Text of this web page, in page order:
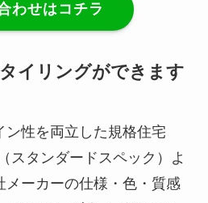
わせはコチラ
イリングができます
ン性を両立した規格住宅
スタンダードスペック）よ
メーカーの仕様・色・質感